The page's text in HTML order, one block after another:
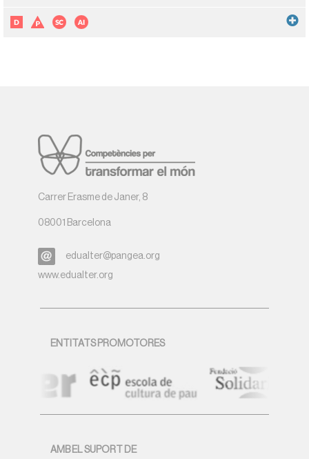
Carrer Erasme de Janer, 8
08001 Barcelona
edualter@pangea.org
www.edualter.org
ENTITATS PROMOTORES
AMB EL SUPORT DE